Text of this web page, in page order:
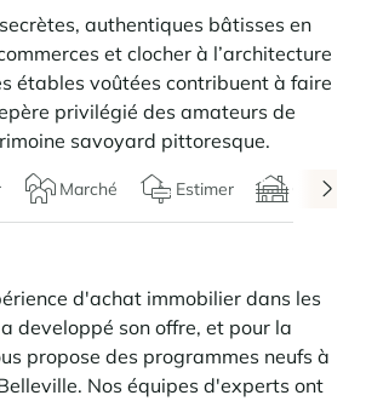
et douceur de vivre se
d'Isère
authentiques bâtisses en
et clocher à l’architecture
étables voûtées contribuent à faire
privilégié des amateurs de
savoyard pittoresque.
Marché Estimer Chalets
d'achat immobilier dans les
developpé son offre, et pour la
propose des programmes neufs à
Nos équipes d'experts ont